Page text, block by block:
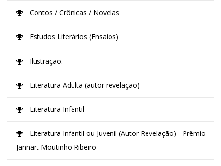
Contos / Crônicas / Novelas
Estudos Literários (Ensaios)
Ilustração.
Literatura Adulta (autor revelação)
Literatura Infantil
Literatura Infantil ou Juvenil (Autor Revelação) - Prêmio
Jannart Moutinho Ribeiro